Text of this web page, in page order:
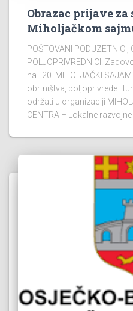
Obrazac prijave
Miholjačkom
POŠTOVANI PODUZETNICI,
POLJOPRIVREDNICI!
na 20. MIHOLJAČKI
obrtništva, poljoprivrede i
održati u organizaciji
CENTRA – Lokalne razvojne